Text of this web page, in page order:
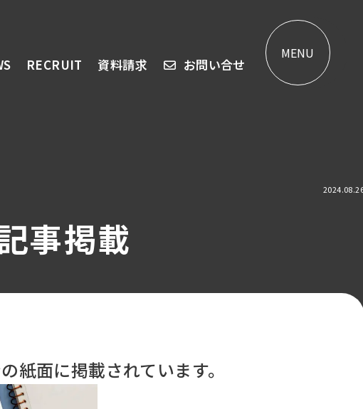
RECRUIT 資料請求 お問い合せ
MENU
事掲載
紙面に掲載されています。